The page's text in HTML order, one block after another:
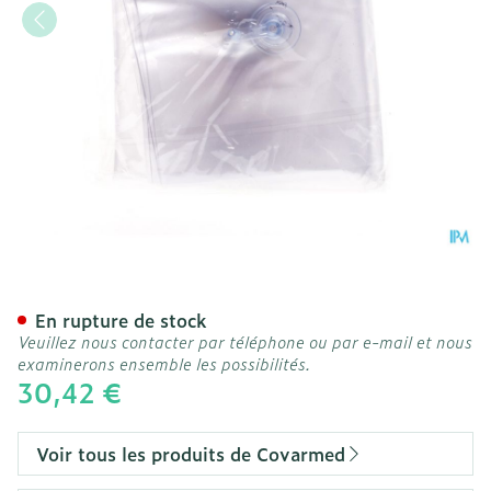
30,42 €
En rupture de stock
Veuillez nous contacter par téléphone ou par e-mail et nous
examinerons ensemble les possibilités.
Voir tous les produits de Covarmed